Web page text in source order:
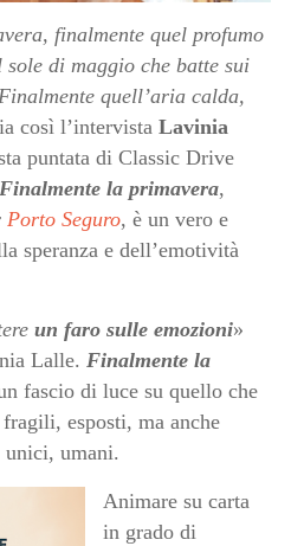
finalmente quel profumo
di maggio che batte sui
quell’aria calda,
così l’intervista Lavinia
puntata di Classic Drive
Finalmente la primavera,
Porto Seguro, è un vero e
speranza e dell’emotività
un faro sulle emozioni»
Lalle. Finalmente la
fascio di luce su quello che
esposti, ma anche
umani.
Animare su carta
in grado di